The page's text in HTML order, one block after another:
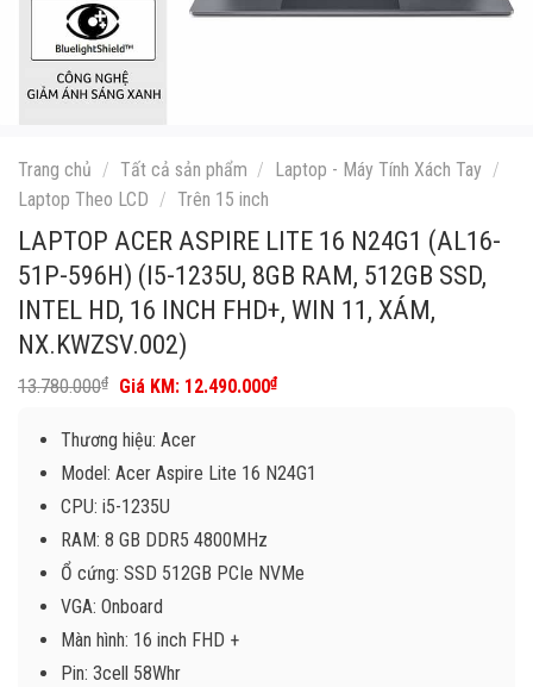
Trang chủ / Tất cả sản phẩm / Laptop - Máy Tính Xách Tay /
Laptop Theo LCD / Trên 15 inch
LAPTOP ACER ASPIRE LITE 16 N24G1 (AL16-
51P-596H) (I5-1235U, 8GB RAM, 512GB SSD,
INTEL HD, 16 INCH FHD+, WIN 11, XÁM,
NX.KWZSV.002)
13.780.000₫
Giá
là:
13.780.000₫.
12.490.000₫Giá
12.490.000₫.
Thương hiệu: Acer
Model: Acer Aspire Lite 16 N24G1
CPU: i5-1235U
RAM: 8 GB DDR5 4800MHz
Ổ cứng: SSD 512GB PCIe NVMe
VGA: Onboard
Màn hình: 16 inch FHD +
Pin: 3cell 58Whr